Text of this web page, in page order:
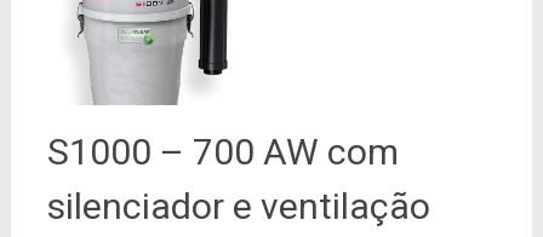
S1000 – 700 AW com
silenciador e ventilação